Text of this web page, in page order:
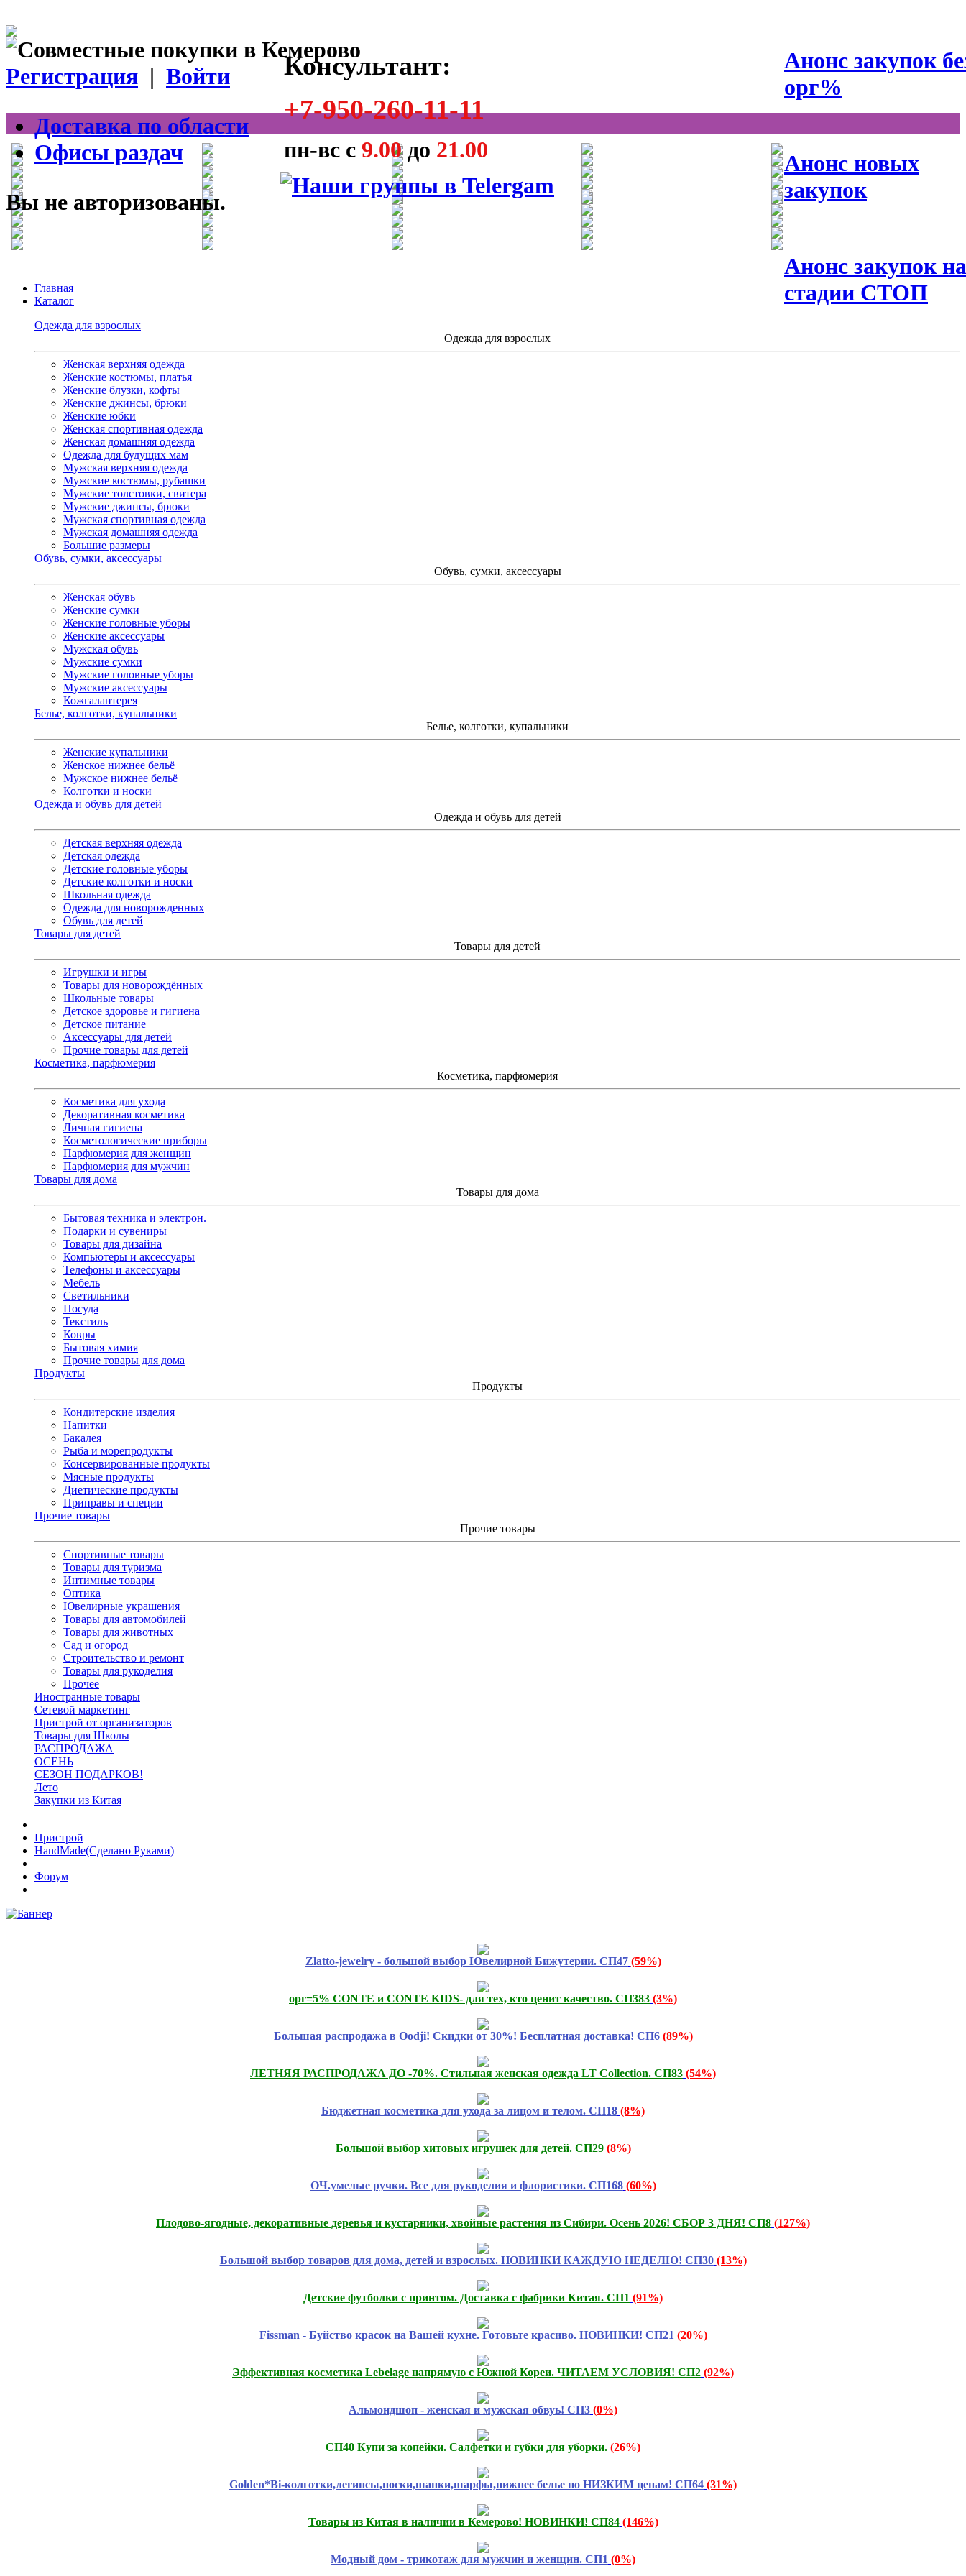
Анонс закупок
орг%
Анонс новых
закупок
Анонс закупок на
стадии СТОП
Консультант:
+7-950-260-11-11
пн-вс с 9.00до 21.00
Регистрация | Войти
Доставка по области
Офисы раздач
Вы не авторизованы.
Главная
Каталог
Одежда для взрослых
Одежда для взрослых
Женская верхняя одежда
Женские костюмы, платья
Женские блузки, кофты
Женские джинсы, брюки
Женские юбки
Женская спортивная одежда
Женская домашняя одежда
Одежда для будущих мам
Мужская верхняя одежда
Мужские костюмы, рубашки
Мужские толстовки, свитера
Мужские джинсы, брюки
Мужская спортивная одежда
Мужская домашняя одежда
Большие размеры
Обувь, сумки, аксессуары
Обувь, сумки, аксессуары
Женская обувь
Женские сумки
Женские головные уборы
Женские аксессуары
Мужская обувь
Мужские сумки
Мужские головные уборы
Мужские аксессуары
Кожгалантерея
Белье, колготки, купальники
Белье, колготки, купальники
Женские купальники
Женское нижнее бельё
Мужское нижнее бельё
Колготки и носки
Одежда и обувь для детей
Одежда и обувь для детей
Детская верхняя одежда
Детская одежда
Детские головные уборы
Детские колготки и носки
Школьная одежда
Одежда для новорожденных
Обувь для детей
Товары для детей
Товары для детей
Игрушки и игры
Товары для новорождённых
Школьные товары
Детское здоровье и гигиена
Детское питание
Аксессуары для детей
Прочие товары для детей
Косметика, парфюмерия
Косметика, парфюмерия
Косметика для ухода
Декоративная косметика
Личная гигиена
Косметологические приборы
Парфюмерия для женщин
Парфюмерия для мужчин
Товары для дома
Товары для дома
Бытовая техника и электрон.
Подарки и сувениры
Товары для дизайна
Компьютеры и аксессуары
Телефоны и аксессуары
Мебель
Светильники
Посуда
Текстиль
Ковры
Бытовая химия
Прочие товары для дома
Продукты
Продукты
Кондитерские изделия
Напитки
Бакалея
Рыба и морепродукты
Консервированные продукты
Мясные продукты
Диетические продукты
Приправы и специи
Прочие товары
Прочие товары
Спортивные товары
Товары для туризма
Интимные товары
Оптика
Ювелирные украшения
Товары для автомобилей
Товары для животных
Сад и огород
Строительство и ремонт
Товары для рукоделия
Прочее
Иностранные товары
Сетевой маркетинг
Пристрой от организаторов
Товары для Школы
РАСПРОДАЖА
ОСЕНЬ
СЕЗОН ПОДАРКОВ!
Лето
Закупки из Китая
Пристрой
HandMade(Сделано Руками)
Форум
Zlatto-jewelry - большой выбор Ювелирной Бижутерии. СП47 (59%)
орг=5% CONTE и CONTE KIDS- для тех, кто ценит качество. СП383 (3%)
Большая распродажа в Oodji! Скидки от 30%! Бесплатная доставка! СП6 (89%)
ЛЕТНЯЯ РАСПРОДАЖА ДО -70%. Стильная женская одежда LT Collection. СП83 (54%)
Бюджетная косметика для ухода за лицом и телом. СП18 (8%)
Большой выбор хитовых игрушек для детей. СП29 (8%)
ОЧ.умелые ручки. Все для рукоделия и флористики. СП168 (60%)
Плодово-ягодные, декоративные деревья и кустарники, хвойные растения из Сибири. Осень 2026! СБОР 3 ДНЯ! СП8 (127%)
Большой выбор товаров для дома, детей и взрослых. НОВИНКИ КАЖДУЮ НЕДЕЛЮ! СП30 (13%)
Детские футболки с принтом. Доставка с фабрики Китая. СП1 (91%)
Fissmаn - Буйство красок на Вашей кухне. Готовьте красиво. НОВИНКИ! СП21 (20%)
Эффективная косметика Lebelage напрямую с Южной Кореи. ЧИТАЕМ УСЛОВИЯ! СП2 (92%)
Альмондшоп - женская и мужская обвуь! СП3 (0%)
СП40 Купи за копейки. Салфетки и губки для уборки. (26%)
Golden*Bi-колготки,легинсы,носки,шапки,шарфы,нижнее белье по НИЗКИМ ценам! СП64 (31%)
Товары из Китая в наличии в Кемерово! НОВИНКИ! СП84 (146%)
Модный дом - трикотаж для мужчин и женщин. СП1 (0%)